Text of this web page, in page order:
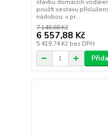
stavbu domácích
použít sestavu
nádobou. v pr...
7 148,68 Kč
6 557,88 Kč
5 419,74 Kč bez DPH